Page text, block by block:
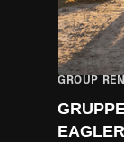
GROUP